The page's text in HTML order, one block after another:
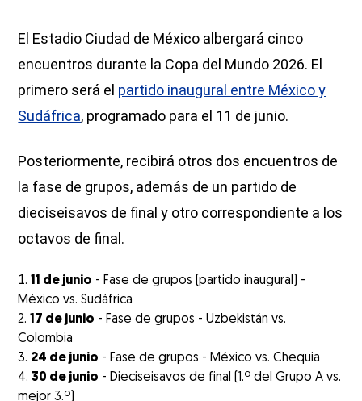
El Estadio Ciudad de México albergará cinco
encuentros durante la Copa del Mundo 2026. El
primero será el partido inaugural entre México y
Sudáfrica, programado para el 11 de junio.
Posteriormente, recibirá otros dos encuentros de
la fase de grupos, además de un partido de
dieciseisavos de final y otro correspondiente a los
octavos de final.
11 de junio - Fase de grupos (partido inaugural) -
México vs. Sudáfrica
17 de junio - Fase de grupos - Uzbekistán vs.
Colombia
24 de junio - Fase de grupos - México vs. Chequia
30 de junio - Dieciseisavos de final (1.º del Grupo A vs.
mejor 3.º)